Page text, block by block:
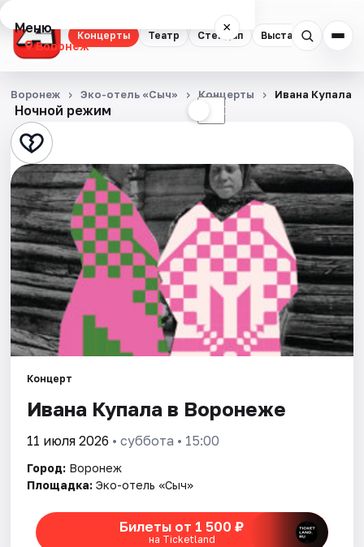
Концерты Театр Стендап Выставки
Меню ×
Воронеж
Концерты
Театр
Стендап
Выставки
Квесты
Экскурсии
Спорт
События
Города
Площадки
Артисты
Рейтинги
Ночной режим ☾
Воронеж Эко-отель «Сыч» Концерты Ивана Купала
Концерт
Ивана Купала в Воронеже
11 июля 2026 • суббота • 15:00
Город: Воронеж
Площадка: Эко-отель «Сыч»
Билеты от 1 500 ₽
на Ticketland